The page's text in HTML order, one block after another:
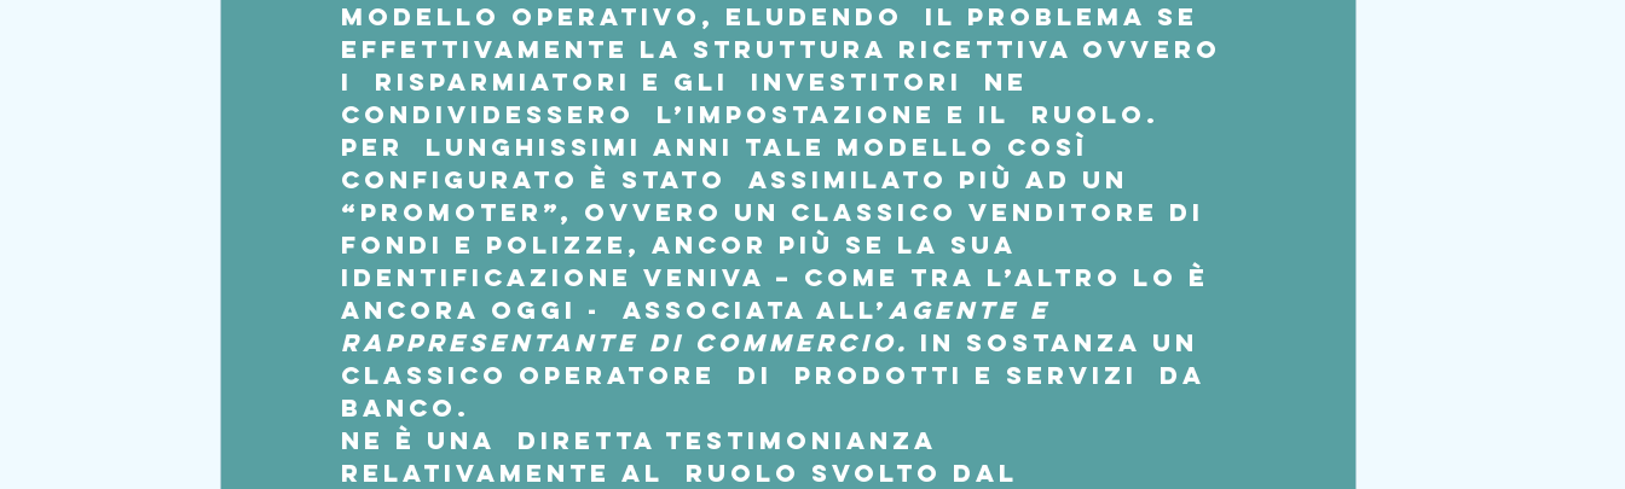
modello operativo, eludendo  il problema se
effettivamente la struttura ricettiva ovvero
i  risparmiatori e gli  investitori  ne
condividessero  l’impostazione e il  ruolo.
Per  lunghissimi anni tale modello così
configurato è stato  assimilato più ad un
“promoter”, ovvero un classico venditore di
fondi e polizze, ancor più se la sua
identificazione veniva – come tra l’altro lo è
ancora oggi -  associata all’ agente e
rappresentante di commercio. In sostanza un
classico operatore  di  prodotti e servizi  da
banco.
Ne è una  diretta testimonianza
relativamente al  ruolo svolto dal